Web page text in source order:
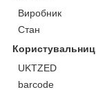
Виробник
Стан
UKTZED
barcode